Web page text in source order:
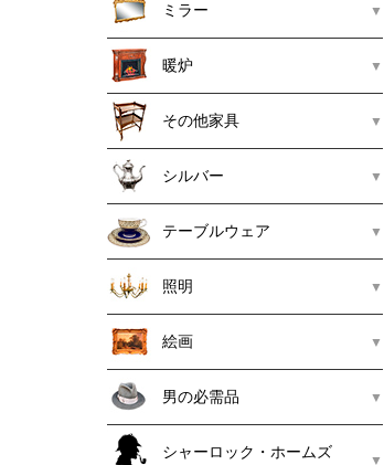
ミラー
暖炉
その他家具
シルバー
テーブルウェア
照明
絵画
男の必需品
シャーロック・ホームズ